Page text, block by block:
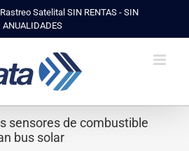
Satelital SIN RENTAS - SIN
ANUALIDADES
sensores de combustible
bus solar